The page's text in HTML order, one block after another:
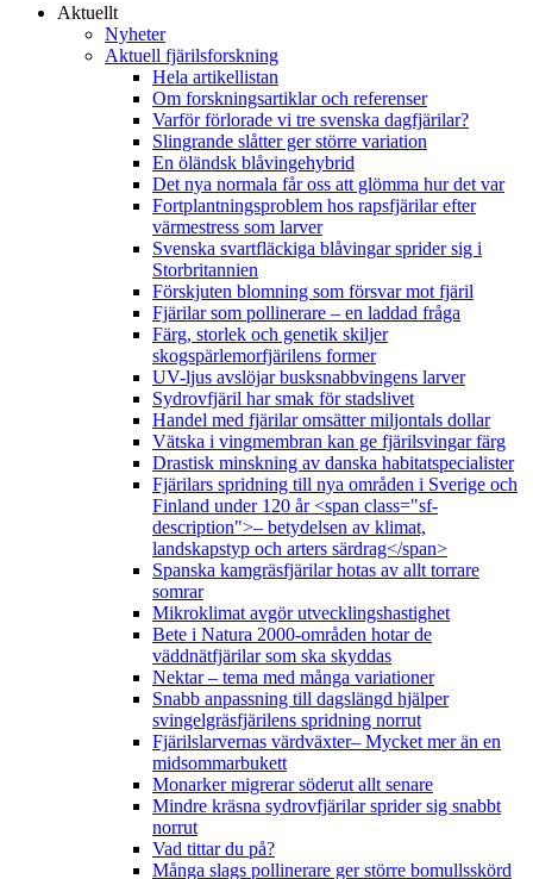
Aktuellt
Nyheter
Aktuell fjärilsforskning
Hela artikellistan
Om forskningsartiklar och referenser
Varför förlorade vi tre svenska dagfjärilar?
Slingrande slåtter ger större variation
En öländsk blåvingehybrid
Det nya normala får oss att glömma hur det var
Fortplantningsproblem hos rapsfjärilar efter
värmestress som larver
Svenska svartfläckiga blåvingar sprider sig i
Storbritannien
Förskjuten blomning som försvar mot fjäril
Fjärilar som pollinerare – en laddad fråga
Färg, storlek och genetik skiljer
skogspärlemorfjärilens former
UV-ljus avslöjar busksnabbvingens larver
Sydrovfjäril har smak för stadslivet
Handel med fjärilar omsätter miljontals dollar
Vätska i vingmembran kan ge fjärilsvingar färg
Drastisk minskning av danska habitatspecialister
Fjärilars spridning till nya områden i Sverige och
Finland under 120 år <span class="sf-
description">– betydelsen av klimat,
landskapstyp och arters särdrag</span>
Spanska kamgräsfjärilar hotas av allt torrare
somrar
Mikroklimat avgör utvecklingshastighet
Bete i Natura 2000-områden hotar de
väddnätfjärilar som ska skyddas
Nektar – tema med många variationer
Snabb anpassning till dagslängd hjälper
svingelgräsfjärilens spridning norrut
Fjärilslarvernas värdväxter– Mycket mer än en
midsommarbukett
Monarker migrerar söderut allt senare
Mindre kräsna sydrovfjärilar sprider sig snabbt
norrut
Vad tittar du på?
Många slags pollinerare ger större bomullsskörd